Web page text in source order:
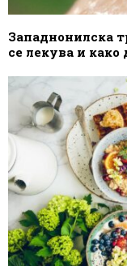
Западнонилска
се лекува и како